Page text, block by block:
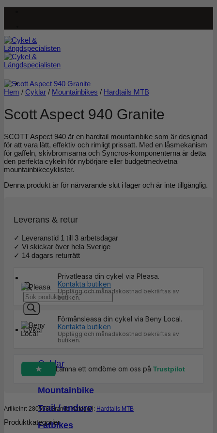
Products
search
Cykel
Cyklar
Mountainbike
Trail / enduro
Fatbikes
Hem / Cyklar / Mountainbikes / Hardtails MTB
Scott Aspect 940 Granite
SCOTT Aspect 940 är en hardtail mountainbike som är designad
för att vara lätt, effektiv och rimligt prissatt. Med en låsmekanism
för gaffeln, skivbromsarna och Syncros-komponenterna är detta
den perfekta cykeln för nybörjare eller budgetmedvetna
mountainbikecyklister.
Denna produkt är för närvarande slut i lager och är inte tillgänglig.
Leverans & retur
✓ Leveranstid 1 till 3 arbetsdagar
✓ Vi skickar över hela Sverige
✓ 14 dagars returrätt
Privatleasa din cykel via Pleasa.
Kontakta butiken
Upplägg och månadskostnad bekräftas av
butiken.
Förmånsleasa din cykel via Beny Local.
Kontakta butiken
Upplägg och månadskostnad bekräftas av
butiken.
Lämna ett omdöme om oss på Trustpilot
Artikelnr: 280558/Granite Kategori: Hardtails MTB
Produktkategorier